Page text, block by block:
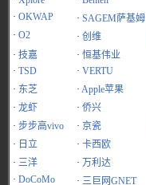
· OKWAP · SAGEM萨基姆
· O2 · 创维
· 技嘉 · 恒基伟业
· TSD · VERTU
· 东芝 · Apple苹果
· 龙虾 · 侨兴
· 步步高vivo · 京瓷
· 日立 · 卡西欧
· 三洋 · 万利达
· DoCoMo · 三巨网GNET